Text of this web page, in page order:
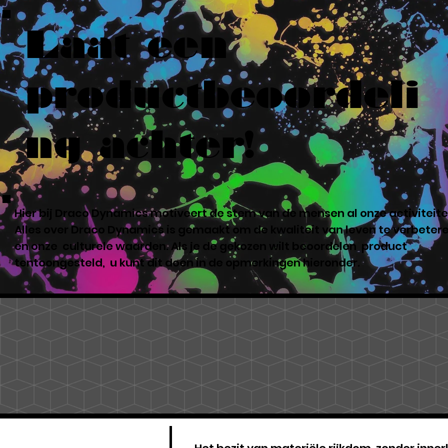
Laat een
productbeoordeli
ng achter!
Hier bij Draco Dynamics motiveert de stem van de mensen al onze
Alles over Draco Dynamics is gemaakt om de kwaliteit van leven te
en onze culturele waarden. Als je de gekozen wilt beoordelen product
tentoongesteld, u kunt dit doen in de opmerkingen hieronder.